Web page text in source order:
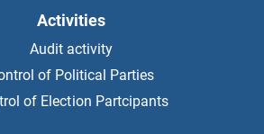
Activities
Audit activity
of Political Parties
of Election Partcipants